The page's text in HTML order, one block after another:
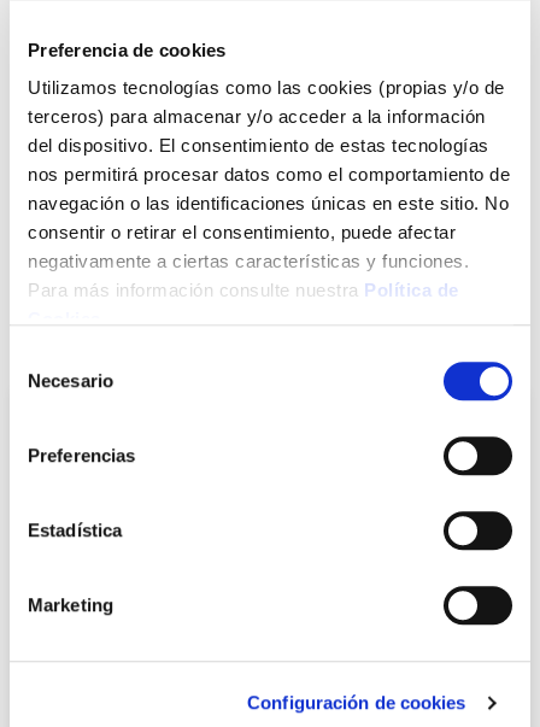
Preferencia de cookies
Utilizamos tecnologías como las cookies (propias y/o de
terceros) para almacenar y/o acceder a la información
del dispositivo. El consentimiento de estas tecnologías
nos permitirá procesar datos como el comportamiento de
navegación o las identificaciones únicas en este sitio. No
consentir o retirar el consentimiento, puede afectar
negativamente a ciertas características y funciones.
Para más información consulte nuestra Política de
Necesario
Preferencias
Estadística
Marketing
Configuración de cookies
16,40 €
Agotado
Introduce tu e-mail y te avisaremos si el artículo vuelve a
estar disponible.
Avisarme
Multimetro digital precision categoria ii dt 9205 silver
Silver electronics